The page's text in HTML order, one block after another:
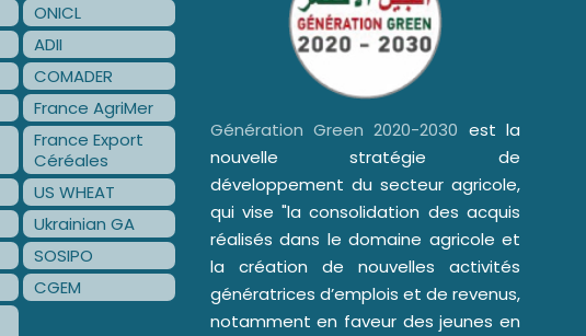
ONICL
ADII
COMADER
France AgriMer
France Export
Céréales
US WHEAT
Ukrainian GA
SOSIPO
CGEM
Génération Green 2020-2030 est la
nouvelle stratégie de
développement du secteur agricole,
qui vise "la consolidation des acquis
réalisés dans le domaine agricole et
la création de nouvelles activités
génératrices d’emplois et de revenus,
notamment en faveur des jeunes en